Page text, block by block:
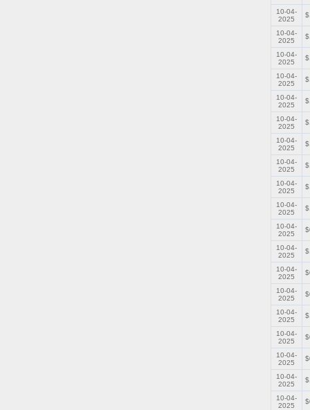
10-04-
2025
10-04-
2025
10-04-
2025
10-04-
2025
10-04-
2025
10-04-
2025
10-04-
2025
10-04-
2025
10-04-
2025
10-04-
2025
10-04-
2025
10-04-
2025
10-04-
2025
10-04-
2025
10-04-
2025
10-04-
2025
10-04-
2025
10-04-
2025
10-04-
2025